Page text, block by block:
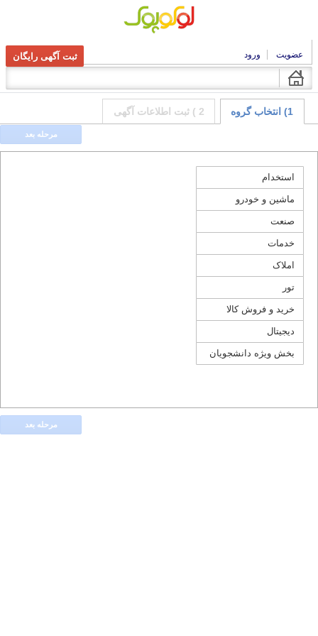
ثبت آگهی رایگان عضویت ورود
1) انتخاب گروه 2 ) ثبت اطلاعات آگهی
مرحله بعد
استخدام
ماشین و خودرو
صنعت
خدمات
املاک
تور
خرید و فروش کالا
دیجیتال
بخش ویژه دانشجویان
مرحله بعد